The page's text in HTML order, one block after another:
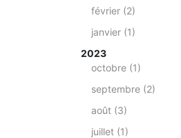
février (2)
janvier (1)
2023
octobre (1)
septembre (2)
août (3)
juillet (1)